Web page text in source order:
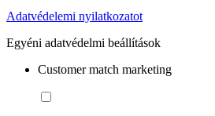
Adatvédelemi nyilatkozatot
Egyéni adatvédelmi beállítások
Customer match marketing